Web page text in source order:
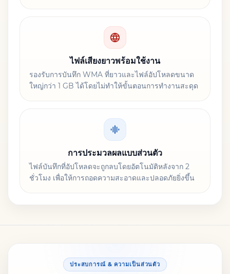
ไฟล์เสียงยาวพร้อมใช้งาน
รองรับการบันทึก WMA ที่ยาวและไฟล์อัปโหลดขนาด
ใหญ่กว่า 1 GB ได้โดยไม่ทำให้ขั้นตอนการทำงานสะดุด
การประมวลผลแบบส่วนตัว
ไฟล์บันทึกที่อัปโหลดจะถูกลบโดยอัตโนมัติหลังจาก 2
ชั่วโมง เพื่อให้การถอดความสะอาดและปลอดภัยยิ่งขึ้น
ประสบการณ์ & ความเป็นส่วนตัว